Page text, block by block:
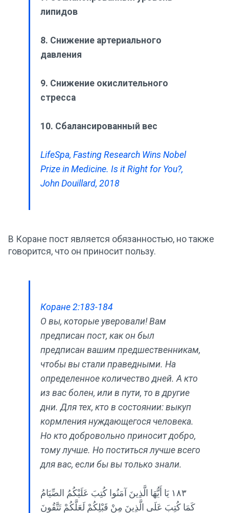
липидов
8. Снижение артериального
давления
9. Снижение окислительного
стресса
10. Сбалансированный вес
LifeSpa, Fasting Research Wins Nobel
Prize in Medicine. Is it Right for You?,
John Douillard, 2018
В Коране пост является обязанностью, но также
говорится, что он приносит пользу.
Коране 2:183-184
О вы, которые уверовали! Вам
предписан пост, как он был
предписан вашим предшественникам,
чтобы вы стали праведными. На
определенное количество дней. А кто
из вас болен, или в пути, то в другие
дни. Для тех, кто в состоянии: выкуп
кормления нуждающегося человека.
Но кто добровольно приносит добро,
тому лучше. Но поститься лучше всего
для вас, если бы вы только знали.
١٨٣ يَا أَيُّهَا الَّذِينَ آمَنُوا كُتِبَ عَلَيْكُمُ الصِّيَامُ
كَمَا كُتِبَ عَلَى الَّذِينَ مِنْ قَبْلِكُمْ لَعَلَّكُمْ تَتَّقُونَ